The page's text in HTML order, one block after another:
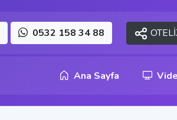
0532 158 34 88
Ana Sayfa